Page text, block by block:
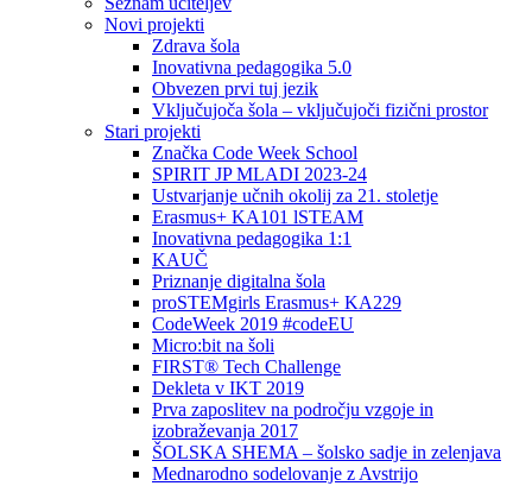
Novi projekti
Zdrava šola
Inovativna pedagogika 5.0
Obvezen prvi tuj jezik
Vključujoča šola – vključujoči fizični prostor
Stari projekti
Značka Code Week School
SPIRIT JP MLADI 2023-24
Ustvarjanje učnih okolij za 21. stoletje
Erasmus+ KA101 lSTEAM
Inovativna pedagogika 1:1
KAUČ
Priznanje digitalna šola
proSTEMgirls Erasmus+ KA229
CodeWeek 2019 #codeEU
Micro:bit na šoli
FIRST® Tech Challenge
Dekleta v IKT 2019
Prva zaposlitev na področju vzgoje in
izobraževanja 2017
ŠOLSKA SHEMA – šolsko sadje in zelenjava
Mednarodno sodelovanje z Avstrijo